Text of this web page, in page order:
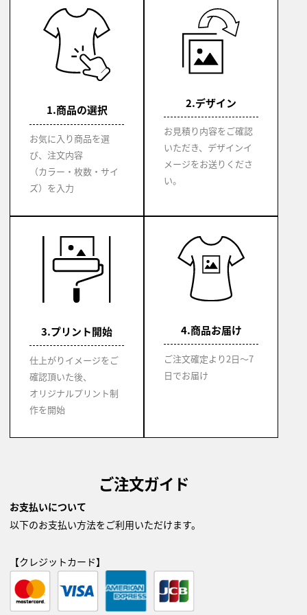
1.商品の選択
お気に入り商品を選
び、注文内容
（カラー・枚数・サイ
ズ）を入力
2.デザイン
お見積り内容をご確認
いただき、デザインイ
メージをお送りくださ
い。
3.プリント開始
仕上がりイメージをご
確認頂いた後、
オリジナルプリント制
作を開始
4.商品お届け
ご注文確定より2日～7
日でお届け
ご注文ガイド
お支払いについて
以下のお支払い方法をご利用いただけます。
【クレジットカード】